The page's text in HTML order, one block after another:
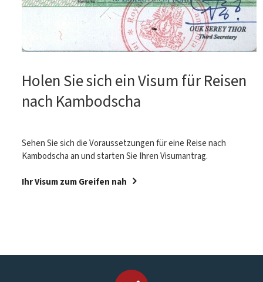
Holen Sie sich ein Visum für Reisen
nach Kambodscha
Sehen Sie sich die Voraussetzungen für eine Reise nach
Kambodscha an und starten Sie Ihren Visumantrag.
Ihr Visum zum Greifen nah